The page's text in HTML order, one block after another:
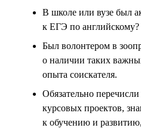
В школе или вузе был
к ЕГЭ по английскому?
Был волонтером в
о наличии таких
опыта соискателя.
Обязательно
курсовых проектов,
к обучению и